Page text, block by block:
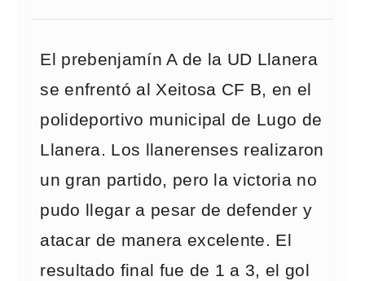
El prebenjamín A de la UD Llanera
se enfrentó al Xeitosa CF B, en el
polideportivo municipal de Lugo de
Llanera. Los llanerenses realizaron
un gran partido, pero la victoria no
pudo llegar a pesar de defender y
atacar de manera excelente. El
resultado final fue de 1 a 3, el gol